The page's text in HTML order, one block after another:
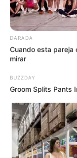
Part
mujer
su
Ver
6 May, 2025
DARADA
Cuando esta pareja
mirar
BUZZDAY
Groom Splits Pants